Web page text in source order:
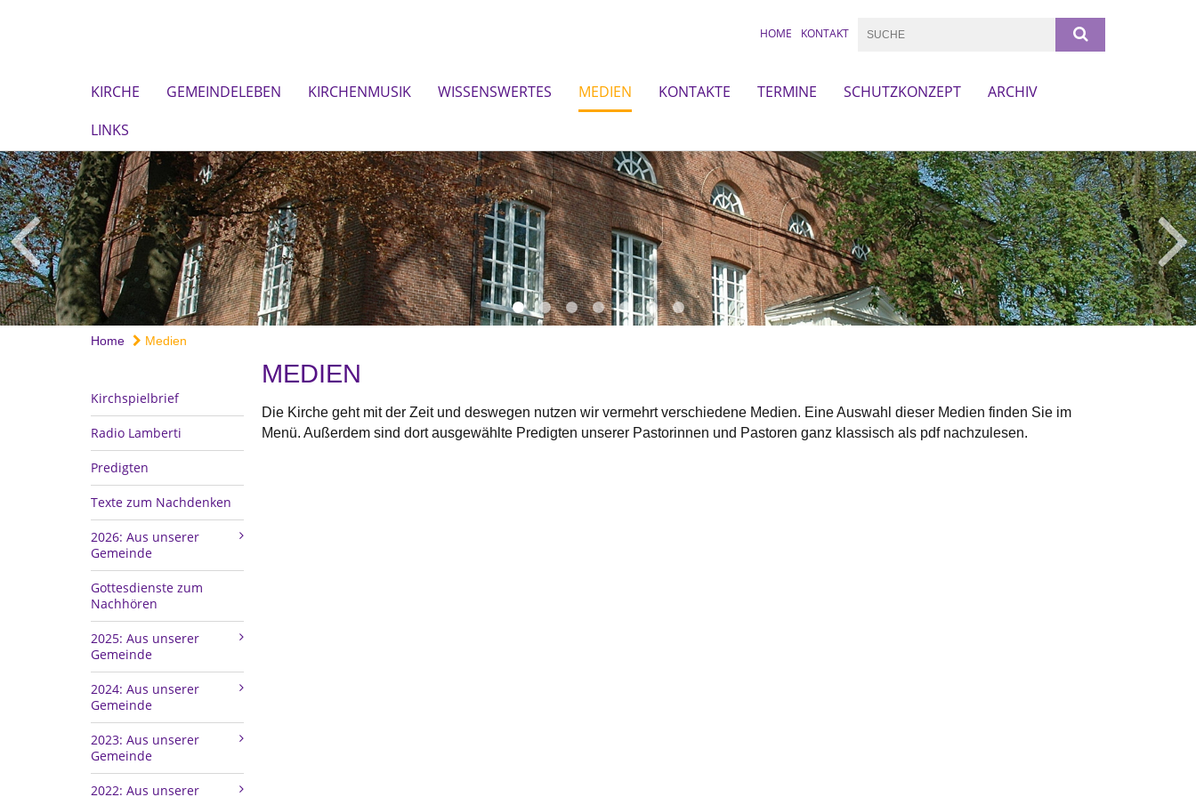
HOME KONTAKT
KIRCHE GEMEINDELEBEN KIRCHENMUSIK WISSENSWERTES MEDIEN KONTAKTE TERMINE SCHUTZKONZEPT
ARCHIV
LINKS
Home Medien
Kirchspielbrief
Radio Lamberti
Predigten
Texte zum Nachdenken
2026: Aus unserer
Gemeinde
Gottesdienste zum
Nachhören
2025: Aus unserer
Gemeinde
2024: Aus unserer
Gemeinde
2023: Aus unserer
Gemeinde
2022: Aus unserer
MEDIEN
Die Kirche geht mit der Zeit und deswegen nutzen wir vermehrt verschiedene Medien. Eine Auswahl dieser Medien finden Sie im
Menü. Außerdem sind dort ausgewählte Predigten unserer Pastorinnen und Pastoren ganz klassisch als pdf nachzulesen.